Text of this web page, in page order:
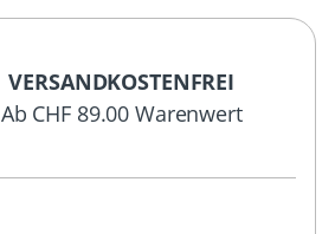
VERSANDKOSTENFREI
Ab CHF 89.00 Warenwert